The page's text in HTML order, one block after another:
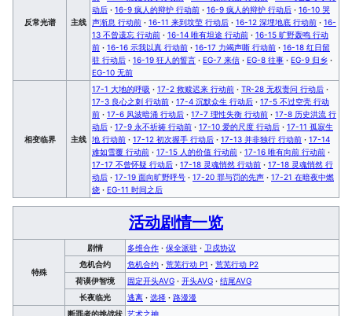
反常光谱 主线
动后 · 16-9 疯人的辩护 行动前 · 16-9 疯人的辩护 行动后 · 16-10 哭
声渐息 行动前 · 16-11 来到坟茔 行动后 · 16-12 深埋地底 行动前 · 16-
13 不曾遗忘 行动前 · 16-14 唯有坦途 行动前 · 16-15 旷野轰鸣 行动
前 · 16-16 示我以真 行动前 · 16-17 力竭声嘶 行动前 · 16-18 红日留
驻 行动后 · 16-19 狂人的誓言 · EG-7 来信 · EG-8 往事 · EG-9 归乡 ·
EG-10 无前
相变临界 主线
17-1 大地的呼吸 · 17-2 救赎迟来 行动前 · TR-28 无权责问 行动后 ·
17-3 良心之刺 行动前 · 17-4 沉默众生 行动后 · 17-5 不过空壳 行动
前 · 17-6 风波暗涌 行动后 · 17-7 理性失衡 行动前 · 17-8 历史洪流 行
动后 · 17-9 永不祈祷 行动前 · 17-10 爱的尺度 行动后 · 17-11 孤寂生
地 行动前 · 17-12 初次握手 行动后 · 17-13 并非独行 行动前 · 17-14
难如雪覆 行动前 · 17-15 人的价值 行动前 · 17-16 唯有向前 行动前 ·
17-17 不曾怀疑 行动后 · 17-18 灵魂悄然 行动前 · 17-18 灵魂悄然 行
动后 · 17-19 面向旷野呼号 · 17-20 罪与罚的先声 · 17-21 在暗夜中燃
烧 · EG-11 时间之后
活动剧情一览
特殊
剧情 多维合作 · 保全派驻 · 卫戍协议
危机合约
危机合约 · 荒芜行动 P1 · 荒芜行动 P2
荷谟伊智境
固定开头AVG · 开头AVG · 结尾AVG
长夜临光
逃离 · 选择 · 路漫漫
断罪者的挑战状 艺术之神